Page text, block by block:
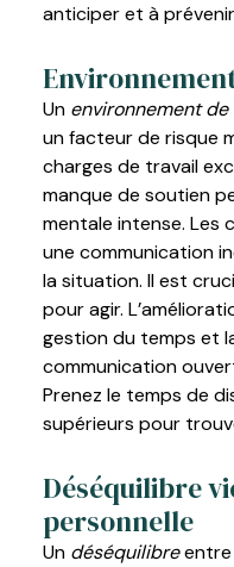
anticiper et à
Un environnement
un facteur de risque
charges de travail
manque de soutien
mentale intense. Les
une communication
la situation. Il est
pour agir.
gestion du temps et
communication
Prenez le temps de
supérieurs pour
Déséquilibre
personnelle
Un déséquilibreentre